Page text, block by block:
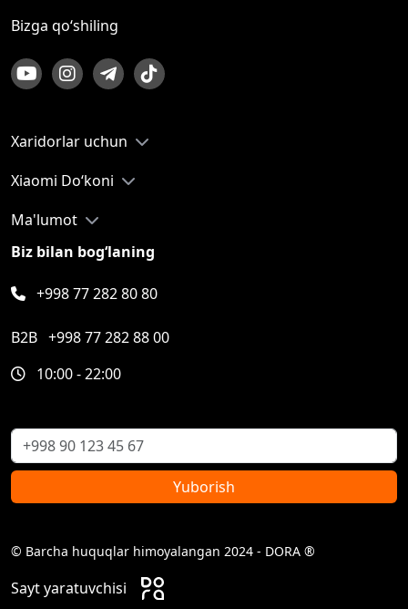
Bizga qo‘shiling
Xaridorlar uchun
Xiaomi Do‘koni
Ma'lumot
Biz bilan bog‘laning
+998 77 282 80 80
B2B +998 77 282 88 00
10:00 - 22:00
Yuborish
© Barcha huquqlar himoyalangan 2024 - DORA ®
Sayt yaratuvchisi